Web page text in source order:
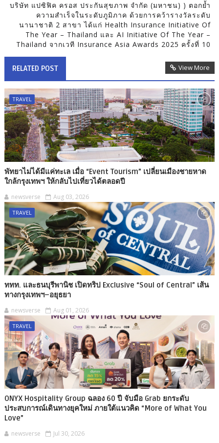
บริษัท แปซิฟิค ครอส ประกันสุขภาพ จำกัด (มหาชน) ) ตอกย้ำ
ความสำเร็จในระดับภูมิภาค ด้วยการคว้ารางวัลระดับ
นานาชาติ 2 สาขา ได้แก่ Health Insurance Initiative Of
The Year – Thailand และ AI Initiative Of The Year –
Thailand จากเวที Insurance Asia Awards 2025 ครั้งที่ 10
RELATED POST View More
TRAVEL
พัทยาไม่ได้มีแค่ทะเล เมื่อ “Event Tourism” เปลี่ยนเมืองชายหาด
ใกล้กรุงเทพฯ ให้กลับไปเที่ยวได้ตลอดปี
newsverse Aug 03, 2026
TRAVEL
ททท. และธนบุรีพานิช เปิดทริป Exclusive “Soul of Central” เส้น
ทางกรุงเทพฯ–อยุธยา
newsverse Aug 01, 2026
TRAVEL
ONYX Hospitality Group ฉลอง 60 ปี จับมือ Grab ยกระดับ
ประสบการณ์เดินทางยุคใหม่ ภายใต้แนวคิด “More of What You
Love”
newsverse Jul 30, 2026